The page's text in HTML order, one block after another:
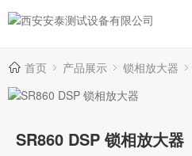
首页 产品展示 锁相放大器
SR860 DSP 锁相放大器